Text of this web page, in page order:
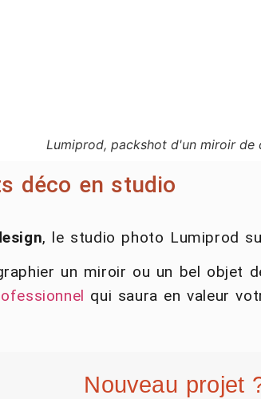
Lumiprod, packshot d'un miroir
déco en studio
, le studio photo Lumiprod
un miroir ou un bel objet
qui saura en valeur
Nouveau projet